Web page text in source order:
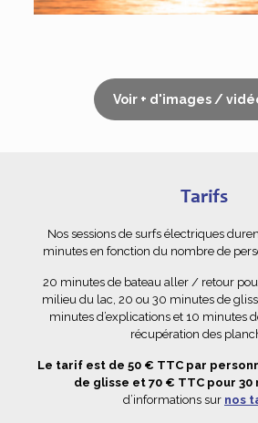
Voir + d'images /
Tarifs
Nos sessions de surfs électriques
minutes en fonction du nombre de
20 minutes de bateau aller / retour
milieu du lac, 20 ou 30 minutes de
minutes d’explications et 10 minutes
récupération des
Le tarif est de 50 € TTC par
de glisse et 70 € TTC pour 30
d’informations sur nos